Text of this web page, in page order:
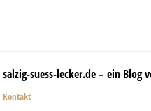
salzig-suess-lecker.de – ein Blog
Kontakt